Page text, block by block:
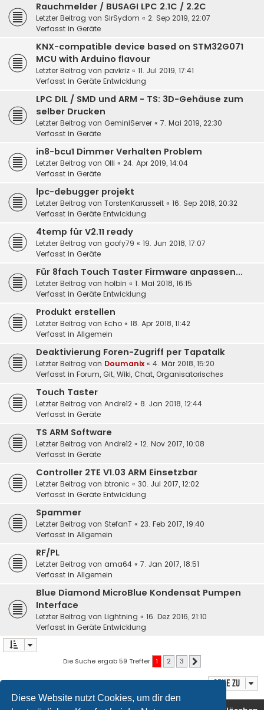
Diese Website nutzt Cookies, um dir den
Rauchmelder / BUSAGI LPC 2.1C / 2.2C
Letzter Beitrag von SirSydom « 2. Sep 2019, 22:07
Verfasst in Geräte
KNX-compatible device based on STM32G071
MCU with Arduino flavour
Letzter Beitrag von pavkriz « 11. Jul 2019, 17:41
Verfasst in Geräte Entwicklung
LPC DIL / SMD und ARM - TS: 3D-Gehäuse zum
selber Drucken
Letzter Beitrag von GeminiServer « 7. Mai 2019, 22:30
Verfasst in Geräte
in8-bcu1 Dimmer Verhalten Problem
Letzter Beitrag von Olli « 24. Apr 2019, 14:04
Verfasst in Geräte
lpc-debugger projekt
Letzter Beitrag von TorstenKarusseit « 16. Sep 2018, 20:32
Verfasst in Geräte Entwicklung
4temp für V2.11 ready
Letzter Beitrag von goofy79 « 19. Jun 2018, 17:07
Verfasst in Geräte
Für 8fach Touch Taster Firmware anpassen...
Letzter Beitrag von holbin « 1. Mai 2018, 16:15
Verfasst in Geräte Entwicklung
Produkt erstellen
Letzter Beitrag von Echo « 18. Apr 2018, 11:42
Verfasst in Allgemein
Deaktivierung Foren-Zugriff per Tapatalk
Letzter Beitrag von Doumanix « 4. Mär 2018, 15:20
Verfasst in Forum, Git, Wiki, Chat, Organisatorisches
Touch Taster
Letzter Beitrag von Andre12 « 8. Jan 2018, 12:44
Verfasst in Geräte
TS ARM Software
Letzter Beitrag von Andre12 « 12. Nov 2017, 10:08
Verfasst in Geräte
Controller 2TE V1.03 ARM Einsetzbar
Letzter Beitrag von btronic « 30. Jul 2017, 12:02
Verfasst in Geräte Entwicklung
Spammer
Letzter Beitrag von StefanT « 23. Feb 2017, 19:40
Verfasst in Allgemein
RF/PL
Letzter Beitrag von ama64 « 7. Jan 2017, 18:51
Verfasst in Allgemein
Blue Diamond MicroBlue Kondensat Pumpen
Interface
Letzter Beitrag von Lightning « 16. Dez 2016, 21:10
Verfasst in Geräte Entwicklung
Die Suche ergab 59 Treffer 1 2 3
Gehe zu